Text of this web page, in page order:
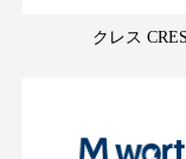
クレス CRES